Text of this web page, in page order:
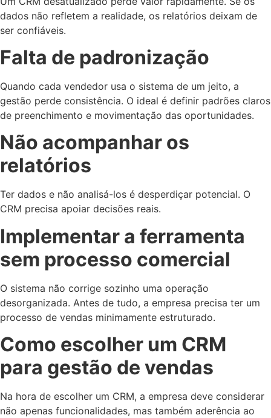
dados não refletem a realidade, os relatórios deixam de
ser confiáveis.
Falta de padronização
Quando cada vendedor usa o sistema de um jeito, a
gestão perde consistência. O ideal é definir padrões claros
de preenchimento e movimentação das oportunidades.
Não acompanhar os
relatórios
Ter dados e não analisá-los é desperdiçar potencial. O
CRM precisa apoiar decisões reais.
Implementar a ferramenta
sem processo comercial
O sistema não corrige sozinho uma operação
desorganizada. Antes de tudo, a empresa precisa ter um
processo de vendas minimamente estruturado.
Como escolher um CRM
para gestão de vendas
Na hora de escolher um CRM, a empresa deve considerar
não apenas funcionalidades, mas também aderência ao